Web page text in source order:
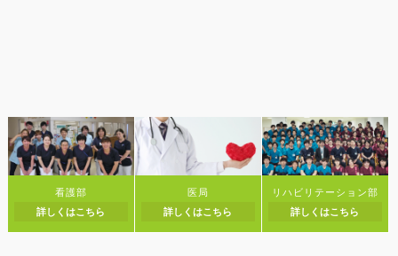
看護部
詳しくはこちら
医局
詳しくはこちら
リハビリテーション部
詳しくはこちら